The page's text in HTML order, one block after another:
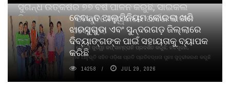
ସୁଗନ୍ଧ ଉତ୍କର୍ଷର ୭୭ ବର୍ଷ ପାଳନ କରୁଛି, ସାଇକଲ
ପିୟୋର୍‌ ଅଗରବତୀ ଭୁବନେଶ୍ୱରରେ ପାର୍ବଣ କାଳୀନ
ନବସୃଜନ ଉନ୍ମୋଚନ କଲା
ବାଉଁଶ ବିହୀନ କଠିନ ଧୂପ ଏବଂ ମେଦିନୀ ଜୁଡୱା କପ୍‌ ସାମ୍ବ୍ରାନି ପ୍ରଦର୍ଶିତ କରୁଛି; ନବସୃଜନ,
ଦୀର୍ଘସ୍ଥାୟିତା ଏବଂ ଆଧ୍ୟାତ୍ମିକ ଅନୁଭୂତି ସହିତ ଓଡ଼ିଶା ପ୍ରତି ପ୍ରତିବଦ୍ଧତା ପୁନଃ ସୁଦୃଢୀକରଣ କରୁଛି
ବେଦାନ୍ତ ଆଲୁମିନିୟମ କୋଇଲା ଖଣି
ଝାରସୁଗୁଡା ଏବଂ ସୁନ୍ଦରଗଡ଼ ଜିଲ୍ଲାରେ
ଦିବ୍ୟାଙ୍ଗଙ୍କ ପାଇଁ ସହାୟତାକୁ ବ୍ୟାପକ
କରିଛି
14258 JUL 29, 2026